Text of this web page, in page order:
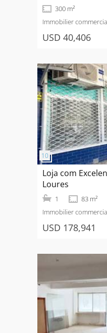
300 m²
Immobilier
USD 40,406
Loja com
Loures
1
83 m²
Immobilier
USD 178,941